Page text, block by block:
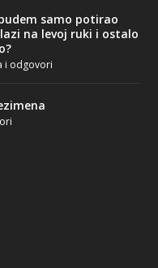
samo potirao
na levoj ruki i ostalo
i odgovori